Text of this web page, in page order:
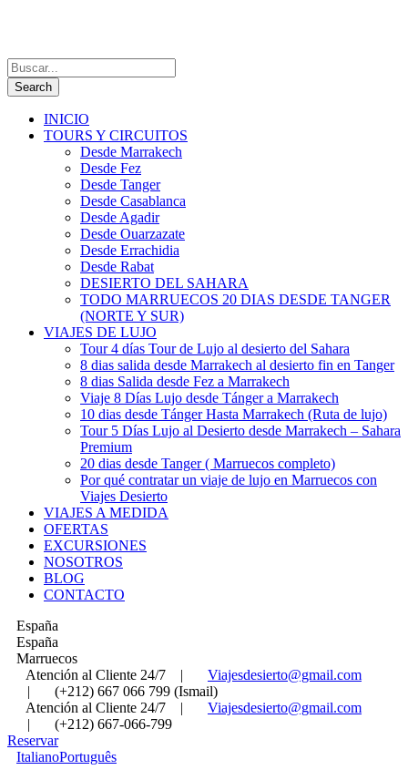
INICIO
TOURS Y CIRCUITOS
Desde Marrakech
Desde Fez
Desde Tanger
Desde Casablanca
Desde Agadir
Desde Ouarzazate
Desde Errachidia
Desde Rabat
DESIERTO DEL SAHARA
TODO MARRUECOS 20 DIAS DESDE TANGER
(NORTE Y SUR)
VIAJES DE LUJO
Tour 4 días Tour de Lujo al desierto del Sahara
8 dias salida desde Marrakech al desierto fin en Tanger
8 dias Salida desde Fez a Marrakech
Viaje 8 Días Lujo desde Tánger a Marrakech
10 dias desde Tánger Hasta Marrakech (Ruta de lujo)
Tour 5 Días Lujo al Desierto desde Marrakech – Sahara
Premium
20 dias desde Tanger ( Marruecos completo)
Por qué contratar un viaje de lujo en Marruecos con
Viajes Desierto
VIAJES A MEDIDA
OFERTAS
EXCURSIONES
NOSOTROS
BLOG
CONTACTO
España
España
Marruecos
Atención al Cliente 24/7
|
Viajesdesierto@gmail.com
|
(+212) 667 066 799 (Ismail)
Atención al Cliente 24/7
|
Viajesdesierto@gmail.com
|
(+212) 667-066-799
Reservar
ItalianoPortuguês